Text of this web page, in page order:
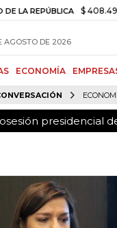
$ 408.498,97
AGOSTO DE 2026
ECONOMÍA
presidencial
presidencial